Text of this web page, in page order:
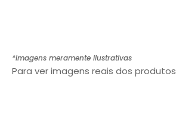
*Imagens meramente ilustrativas
Para ver imagens reais dos produtos